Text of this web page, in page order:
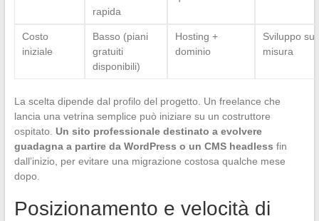
rapida
Costo
iniziale
Basso (piani
gratuiti
disponibili)
Hosting +
dominio
Sviluppo su
misura
La scelta dipende dal profilo del progetto. Un freelance che
lancia una vetrina semplice può iniziare su un costruttore
ospitato. Un sito professionale destinato a evolvere
guadagna a partire da WordPress o un CMS headless fin
dall’inizio, per evitare una migrazione costosa qualche mese
dopo.
Posizionamento e velocità di